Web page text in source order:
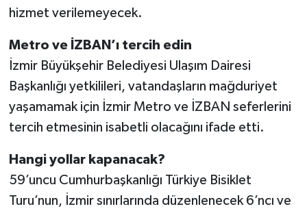
hizmet verilemeyecek.
Metro ve İZBAN’ı tercih edin
İzmir Büyükşehir Belediyesi Ulaşım Dairesi
Başkanlığı yetkilileri, vatandaşların mağduriyet
yaşamamak için İzmir Metro ve İZBAN seferlerini
tercih etmesinin isabetli olacağını ifade etti.
Hangi yollar kapanacak?
59’uncu Cumhurbaşkanlığı Türkiye Bisiklet
Turu’nun, İzmir sınırlarında düzenlenecek 6’ncı ve